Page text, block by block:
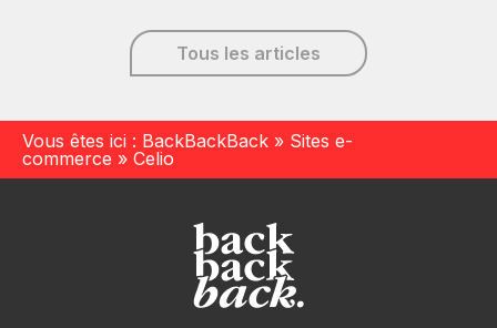
Tous les articles
Vous êtes ici : BackBackBack » Sites e-
commerce » Celio